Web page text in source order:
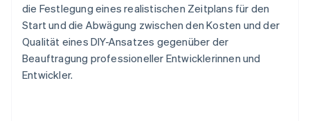
die Festlegung eines realistischen Zeitplans für den
Start und die Abwägung zwischen den Kosten und der
Qualität eines DIY-Ansatzes gegenüber der
Beauftragung professioneller Entwicklerinnen und
Entwickler.